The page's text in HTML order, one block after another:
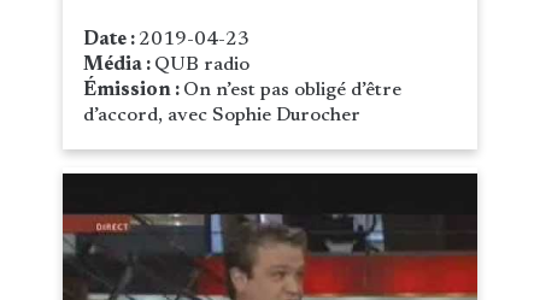
Date : 2019-04-23
Média : QUB radio
Émission : On n’est pas obligé d’être
d’accord, avec Sophie Durocher